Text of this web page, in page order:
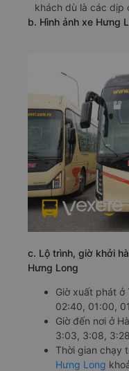
khách dù là các dịp
b. Hình ảnh xe Hưng
c. Lộ trình, giờ khởi
Hưng Long
Giờ xuất phát ở
02:40, 01:00,
Giờ đến nơi ở
3:03, 3:08,
Thời gian chạy
Hưng Long